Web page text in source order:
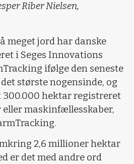
Riber Nielsen,
meget jord har danske
i Seges Innovations
ifølge den seneste
største nogensinde, og
300.000 hektar registreret
maskinfællesskaber,
2,6 millioner hektar
er det med andre ord